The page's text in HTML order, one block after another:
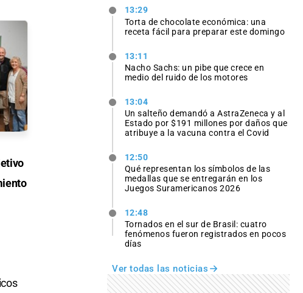
13:29
Torta de chocolate económica: una
receta fácil para preparar este domingo
13:11
Nacho Sachs: un pibe que crece en
medio del ruido de los motores
13:04
Un salteño demandó a AstraZeneca y al
Estado por $191 millones por daños que
atribuye a la vacuna contra el Covid
12:50
Qué representan los símbolos de las
medallas que se entregarán en los
Juegos Suramericanos 2026
12:48
Tornados en el sur de Brasil: cuatro
fenómenos fueron registrados en pocos
días
Ver todas las noticias